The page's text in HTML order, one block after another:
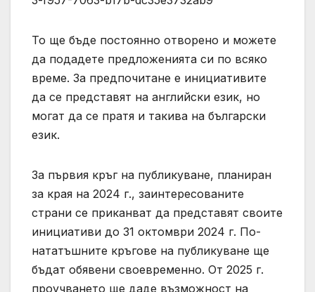
То ще бъде постоянно отворено и можете
да подадете предложенията си по всяко
време. За предпочитане е инициативите
да се представят на английски език, но
могат да се пратя и такива на български
език.
За първия кръг на публикуване, планиран
за края на 2024 г., заинтересованите
страни се приканват да представят своите
инициативи до 31 октомври 2024 г. По-
нататъшните кръгове на публикуване ще
бъдат обявени своевременно. От 2025 г.
проучването ще даде възможност на